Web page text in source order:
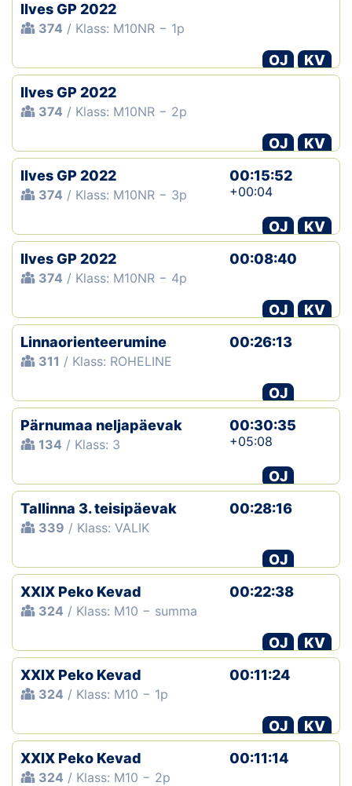
Ilves GP 2022
374 / Klass: M10NR − 1p
OJ
KV
Ilves GP 2022
374 / Klass: M10NR − 2p
OJ
KV
Ilves GP 2022
374 / Klass: M10NR − 3p
00:15:52
+00:04
OJ
KV
Ilves GP 2022
374 / Klass: M10NR − 4p
00:08:40
OJ
KV
Linnaorienteerumine
311 / Klass: ROHELINE
00:26:13
OJ
Pärnumaa neljapäevak
134 / Klass: 3
00:30:35
+05:08
OJ
Tallinna 3. teisipäevak
339 / Klass: VALIK
00:28:16
OJ
XXIX Peko Kevad
324 / Klass: M10 − summa
00:22:38
OJ
KV
XXIX Peko Kevad
324 / Klass: M10 − 1p
00:11:24
OJ
KV
XXIX Peko Kevad
324 / Klass: M10 − 2p
00:11:14